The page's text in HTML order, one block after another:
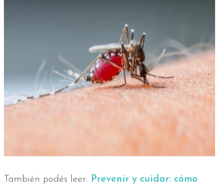
También podés leer: Prevenir y cuidar: cómo